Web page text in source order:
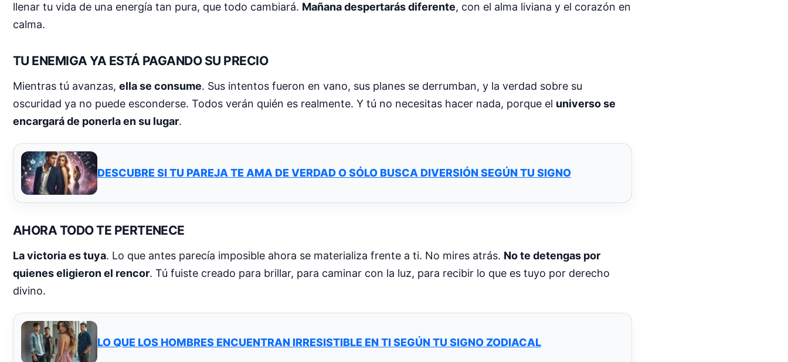
llenar tu vida de una energía tan pura, que todo cambiará. Mañana despertarás diferente, con el alma liviana y el corazón en
calma.
TU ENEMIGA YA ESTÁ PAGANDO SU PRECIO
Mientras tú avanzas, ella se consume. Sus intentos fueron en vano, sus planes se derrumban, y la verdad sobre su
oscuridad ya no puede esconderse. Todos verán quién es realmente. Y tú no necesitas hacer nada, porque el universo se
encargará de ponerla en su lugar.
DESCUBRE SI TU PAREJA TE AMA DE VERDAD O SÓLO BUSCA DIVERSIÓN SEGÚN TU SIGNO
AHORA TODO TE PERTENECE
La victoria es tuya. Lo que antes parecía imposible ahora se materializa frente a ti. No mires atrás. No te detengas por
quienes eligieron el rencor. Tú fuiste creado para brillar, para caminar con la luz, para recibir lo que es tuyo por derecho
divino.
LO QUE LOS HOMBRES ENCUENTRAN IRRESISTIBLE EN TI SEGÚN TU SIGNO ZODIACAL